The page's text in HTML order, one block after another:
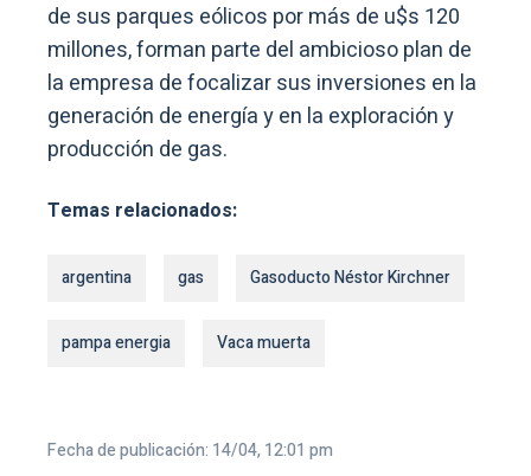
de sus parques eólicos por más de u$s 120
millones, forman parte del ambicioso plan de
la empresa de focalizar sus inversiones en la
generación de energía y en la exploración y
producción de gas.
Temas relacionados:
argentina gas Gasoducto Néstor Kirchner
pampa energia Vaca muerta
Fecha de publicación: 14/04, 12:01 pm